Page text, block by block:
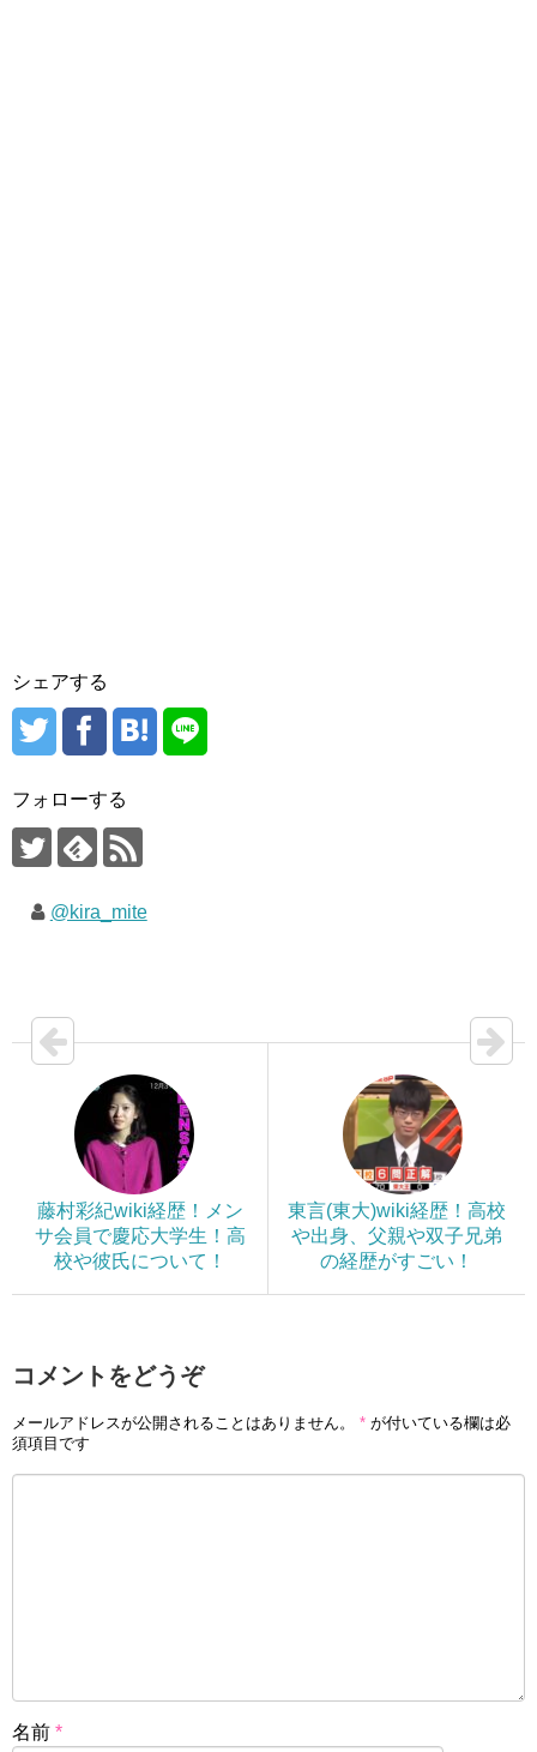
シェアする
フォローする
@kira_mite
藤村彩紀wiki経歴！メン
サ会員で慶応大学生！高
校や彼氏について！
東言(東大)wiki経歴！高校
や出身、父親や双子兄弟
の経歴がすごい！
コメントをどうぞ
メールアドレスが公開されることはありません。 * が付いている欄は必
須項目です
名前 *